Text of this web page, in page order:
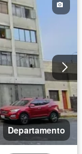
Departamento